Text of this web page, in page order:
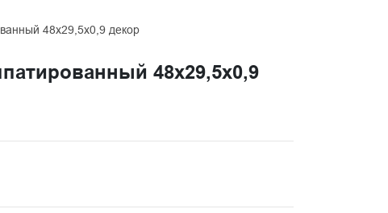
48x29,5x0,9 декор
48x29,5x0,9